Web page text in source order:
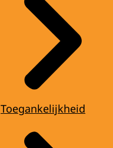
Toegankelijkheid